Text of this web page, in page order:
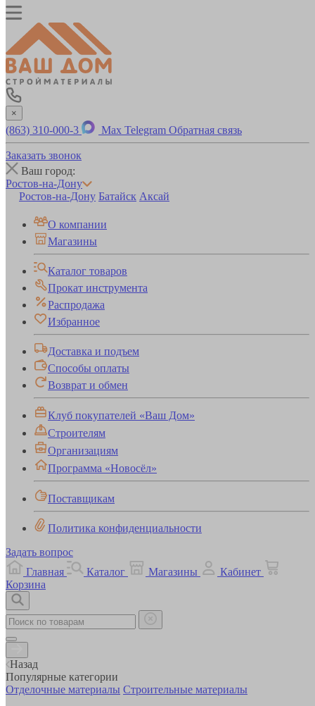
×
(863) 310-000-3 Max Telegram Обратная связь
Заказать звонок
Ваш город:
Ростов-на-Дону
Ростов-на-Дону Батайск Аксай
О компании
Магазины
Каталог товаров
Прокат инструмента
Распродажа
Избранное
Доставка и подъем
Способы оплаты
Возврат и обмен
Клуб покупателей «Ваш Дом»
Строителям
Организациям
Программа «Новосёл»
Поставщикам
Политика конфиденциальности
Задать вопрос
Главная
Каталог Магазины
Кабинет
Корзина
Назад
Популярные категории
Отделочные материалы Строительные материалы